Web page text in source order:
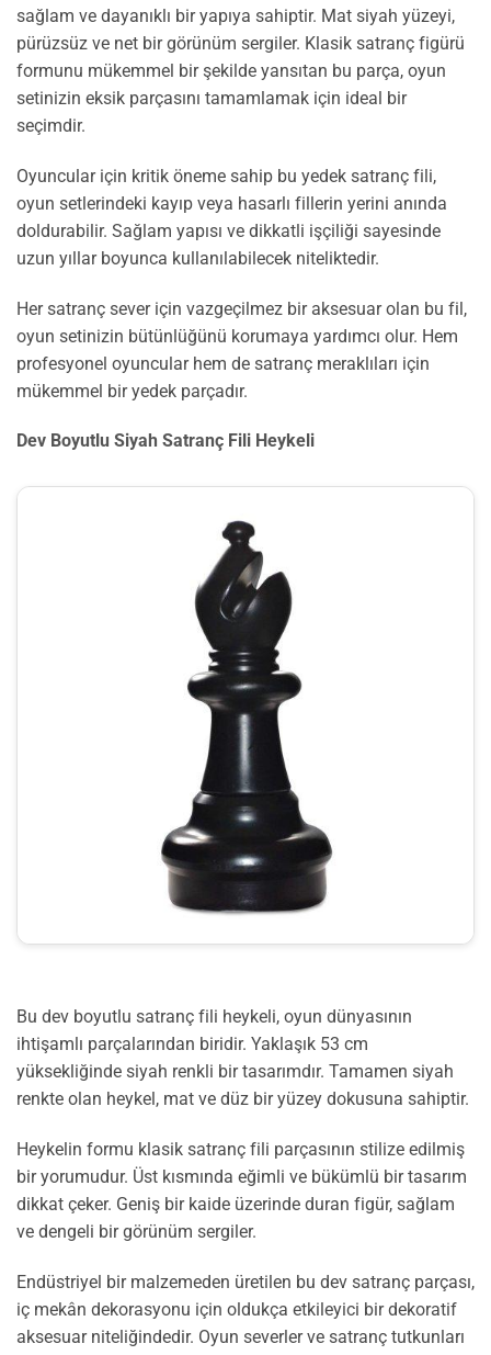
sağlam ve dayanıklı bir yapıya sahiptir. Mat siyah yüzeyi,
pürüzsüz ve net bir görünüm sergiler. Klasik satranç figürü
formunu mükemmel bir şekilde yansıtan bu parça, oyun
setinizin eksik parçasını tamamlamak için ideal bir
seçimdir.
Oyuncular için kritik öneme sahip bu yedek satranç fili,
oyun setlerindeki kayıp veya hasarlı fillerin yerini anında
doldurabilir. Sağlam yapısı ve dikkatli işçiliği sayesinde
uzun yıllar boyunca kullanılabilecek niteliktedir.
Her satranç sever için vazgeçilmez bir aksesuar olan bu fil,
oyun setinizin bütünlüğünü korumaya yardımcı olur. Hem
profesyonel oyuncular hem de satranç meraklıları için
mükemmel bir yedek parçadır.
Dev Boyutlu Siyah Satranç Fili Heykeli
Bu dev boyutlu satranç fili heykeli, oyun dünyasının
ihtişamlı parçalarından biridir. Yaklaşık 53 cm
yüksekliğinde siyah renkli bir tasarımdır. Tamamen siyah
renkte olan heykel, mat ve düz bir yüzey dokusuna sahiptir.
Heykelin formu klasik satranç fili parçasının stilize edilmiş
bir yorumudur. Üst kısmında eğimli ve bükümlü bir tasarım
dikkat çeker. Geniş bir kaide üzerinde duran figür, sağlam
ve dengeli bir görünüm sergiler.
Endüstriyel bir malzemeden üretilen bu dev satranç parçası,
iç mekân dekorasyonu için oldukça etkileyici bir dekoratif
aksesuar niteliğindedir. Oyun severler ve satranç tutkunları